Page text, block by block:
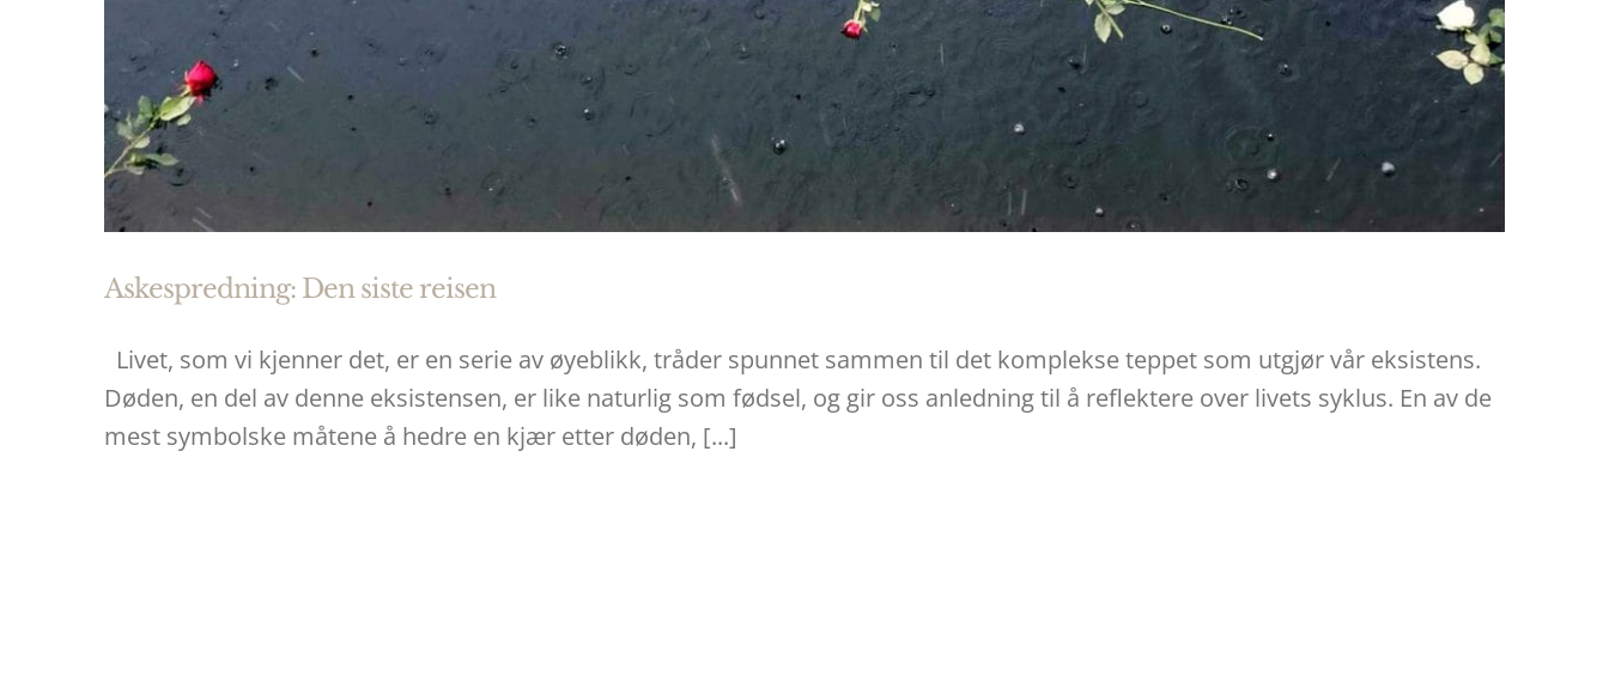
Askespredning: Den siste reisen
Livet, som vi kjenner det, er en serie av øyeblikk, tråder spunnet sammen til det komplekse teppet som utgjør vår eksistens.
Døden, en del av denne eksistensen, er like naturlig som fødsel, og gir oss anledning til å reflektere over livets syklus. En av de
mest symbolske måtene å hedre en kjær etter døden, [...]